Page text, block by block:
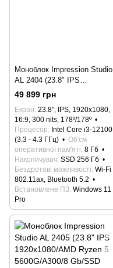
Моноблок Impression Studio
AL 2404 (23.8" IPS
1920x1080/Intel Core i3-
12100/H610/8 Gb/SSD
256Gb/Win 11 Pro)
49 899 грн
Екран 23.8", IPS, 1920x1080,
16:9, 300 nits, 178º/178º
Процесор
Intel Core i3-12100
(3.3 - 4.3 ГГц)
Об'єм
оперативної пам'яті 8 Гб
Накопичувач SSD 256 Гб
Бездротові можливості Wi-Fi
802.11ax, Bluetooth 5.2
Встановлене ПЗ Windows 11
Pro